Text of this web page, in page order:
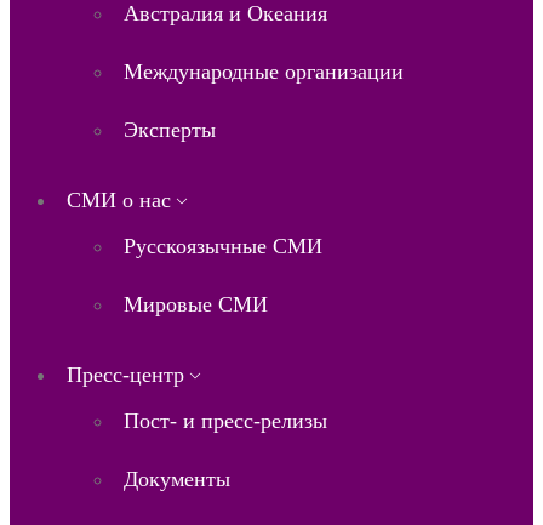
Австралия и Океания
Международные организации
Эксперты
СМИ о нас
Русскоязычные СМИ
Мировые СМИ
Пресс-центр
Пост- и пресс-релизы
Документы